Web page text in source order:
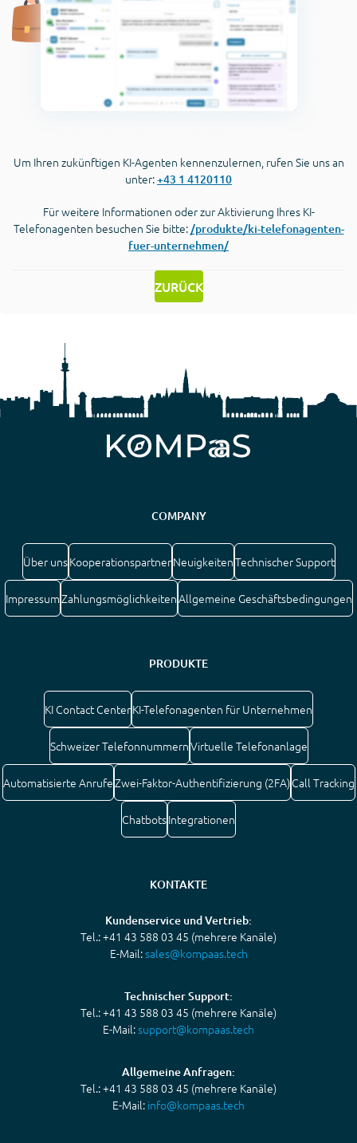
Um Ihren zukünftigen KI-Agenten kennenzulernen, rufen Sie uns an
unter:+43 1 4120110
Für weitere Informationen oder zur Aktivierung Ihres KI-
Telefonagenten besuchen Sie bitte:/produkte/ki-telefonagenten-
fuer-unternehmen/
ZURÜCK
COMPANY
Über unsKooperationspartnerNeuigkeitenTechnischer Support
ImpressumZahlungsmöglichkeitenAllgemeine Geschäftsbedingungen
PRODUKTE
KI Contact CenterKI-Telefonagenten für Unternehmen
Schweizer TelefonnummernVirtuelle Telefonanlage
Automatisierte AnrufeZwei-Faktor-Authentifizierung (2FA)Call Tracking
ChatbotsIntegrationen
KONTAKTE
Kundenservice und Vertrieb:
Tel.: +41 43 588 03 45 (mehrere Kanäle)
E-Mail:sales@kompaas.tech
Technischer Support:
Tel.: +41 43 588 03 45 (mehrere Kanäle)
E-Mail:support@kompaas.tech
Allgemeine Anfragen:
Tel.: +41 43 588 03 45 (mehrere Kanäle)
E-Mail: info@kompaas.tech